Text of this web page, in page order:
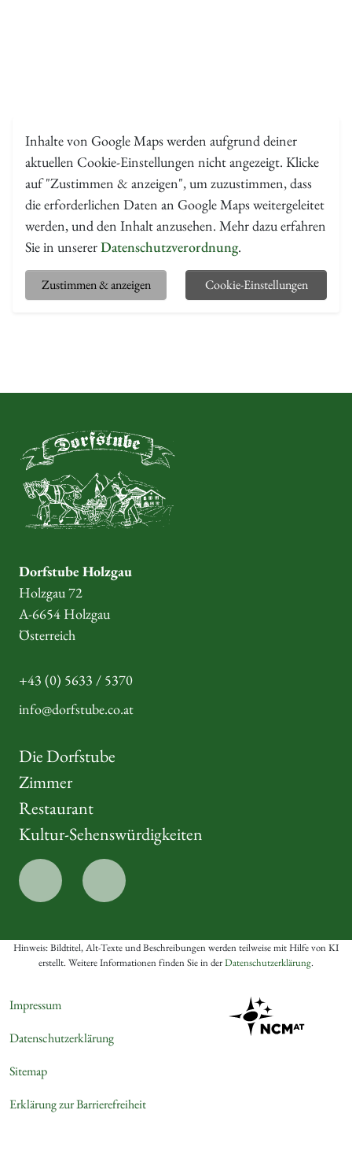
Inhalte von Google Maps werden aufgrund deiner
aktuellen Cookie-Einstellungen nicht angezeigt. Klicke
auf "Zustimmen & anzeigen", um zuzustimmen, dass
die erforderlichen Daten an Google Maps weitergeleitet
werden, und den Inhalt anzusehen. Mehr dazu erfahren
Sie in unsererDatenschutzverordnung.
Zustimmen & anzeigen Cookie-Einstellungen
Dorfstube Holzgau
Holzgau 72
A-6654 Holzgau
Österreich
+43 (0) 5633 / 5370
info@dorfstube.co.at
Die Dorfstube
Zimmer
Restaurant
Kultur-Sehenswürdigkeiten
Hinweis: Bildtitel, Alt-Texte und Beschreibungen werden teilweise mit Hilfe von KI
erstellt. Weitere Informationen finden Sie in derDatenschutzerklärung.
Impressum
Datenschutzerklärung
Sitemap
Erklärung zur Barrierefreiheit